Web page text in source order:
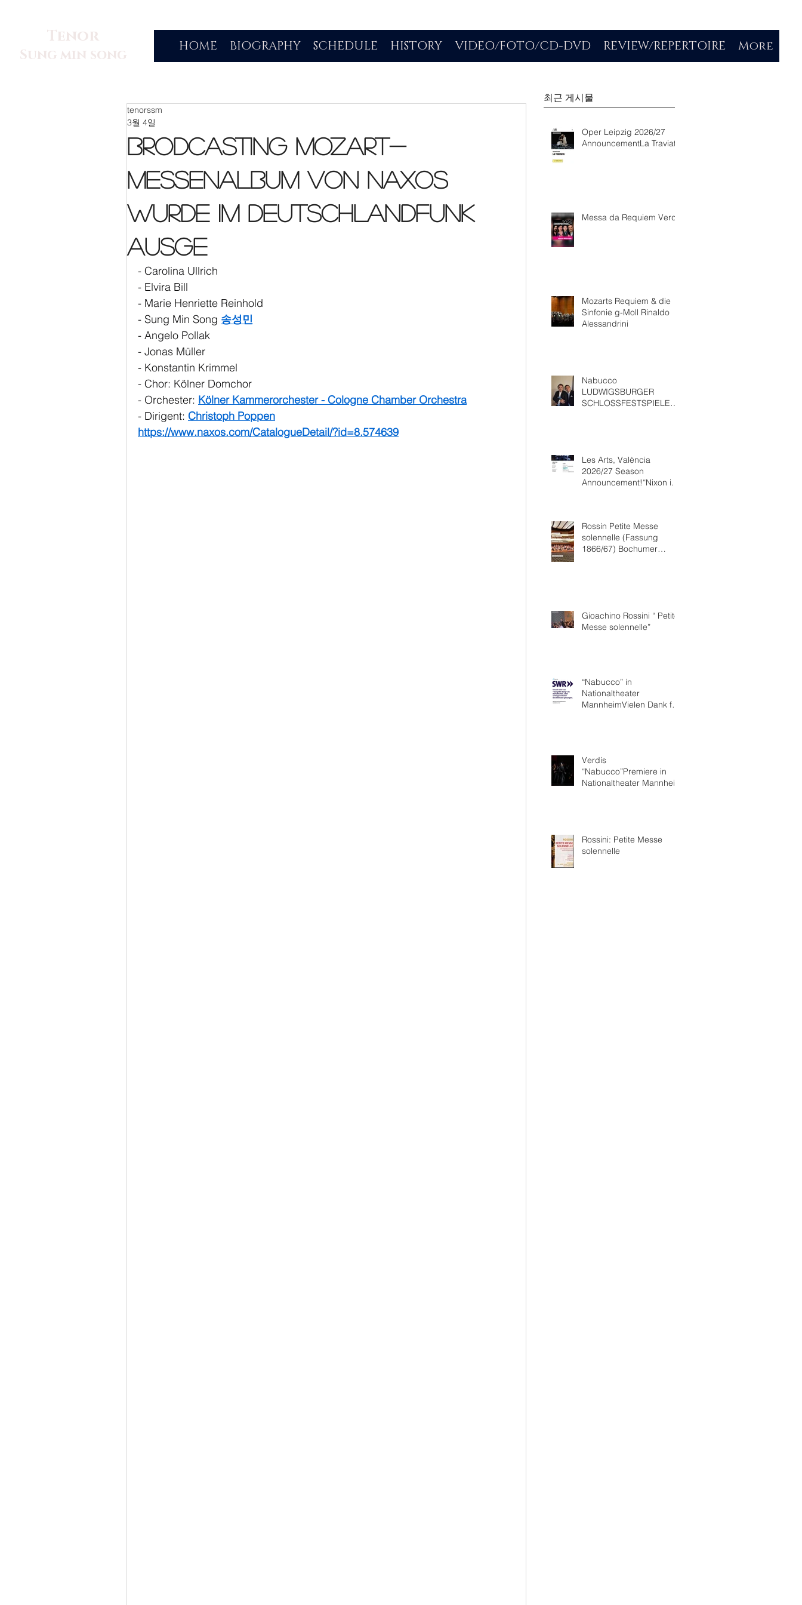
Tenor
Sung min song
HOME BIOGRAPHY SCHEDULE HISTORY VIDEO/FOTO/CD-DVD REVIEW/REPERTOIRE More
Brodcasting Mozart-
Messenalbum von Naxos
wurde im Deutschlandfunk
ausge
tenorssm
3월 4일
- Carolina Ullrich
- Elvira Bill
- Marie Henriette Reinhold
- Sung Min Song 송성민
- Angelo Pollak
- Jonas Müller
- Konstantin Krimmel
- Chor: Kölner Domchor
- Orchester: Kölner Kammerorchester - Cologne Chamber Orchestra
- Dirigent: Christoph Poppen
https://www.naxos.com/CatalogueDetail/?id=8.574639
최근 게시물
Oper Leipzig 2026/27
AnnouncementLa Traviata
Messa da Requiem Verdi
Mozarts Requiem & die
Sinfonie g-Moll Rinaldo
Alessandrini
Nabucco
LUDWIGSBURGER
SCHLOSSFESTSPIELEWit
Les Arts, València
2026/27 Season
Announcement!“Nixon in
Rossin Petite Messe
solennelle (Fassung
1866/67) Bochumer
Gioachino Rossini “ Petite
Messe solennelle”
“Nabucco” in
Nationaltheater
MannheimVielen Dank für
Verdis
“Nabucco”Premiere in
Nationaltheater Mannheim
Rossini: Petite Messe
solennelle